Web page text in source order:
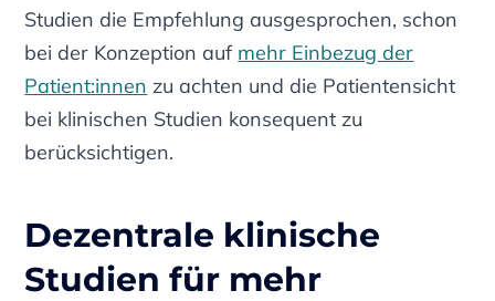
Studien die Empfehlung ausgesprochen, schon
bei der Konzeption auf mehr Einbezug der
Patient:innen zu achten und die Patientensicht
bei klinischen Studien konsequent zu
berücksichtigen.
Dezentrale klinische
Studien für mehr